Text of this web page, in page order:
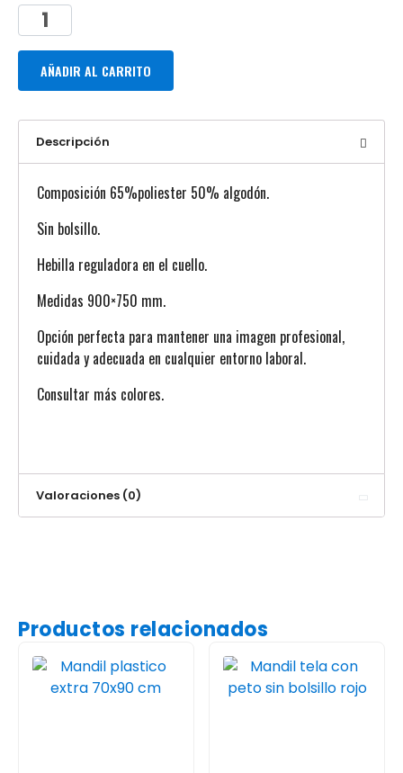
AÑADIR AL CARRITO
Descripción
Composición 65%poliester 50% algodón.
Sin bolsillo.
Hebilla reguladora en el cuello.
Medidas 900×750 mm.
Opción perfecta para mantener una imagen profesional,
cuidada y adecuada en cualquier entorno laboral.
Consultar más colores.
Valoraciones (0)
Productos relacionados